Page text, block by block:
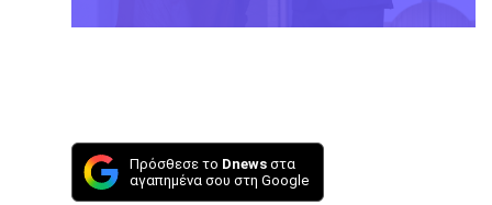
Πρόσθεσε το Dnews στα
αγαπημένα σου στη Google